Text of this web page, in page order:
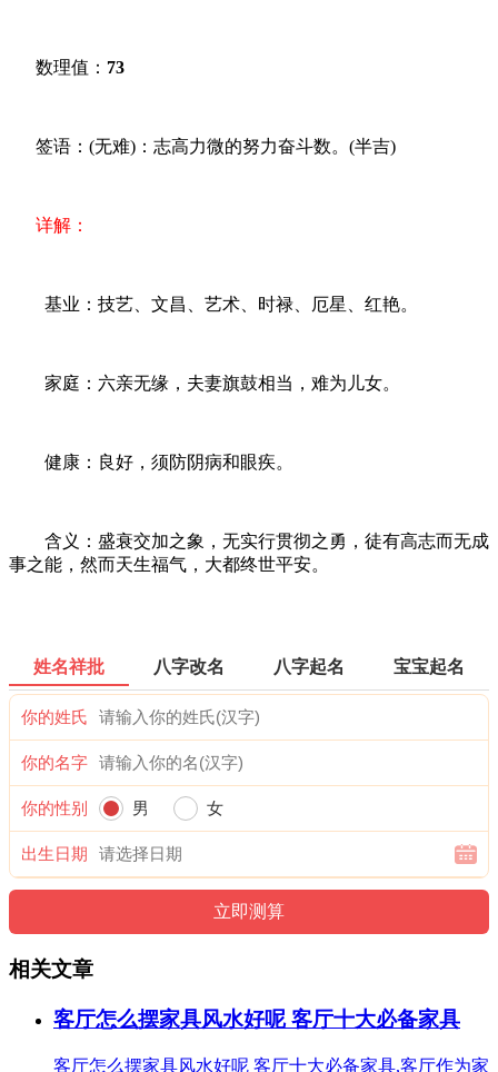
数理值： 73
签语：(无难)：志高力微的努力奋斗数。(半吉)
详解：
基业：技艺、文昌、艺术、时禄、厄星、红艳。
家庭：六亲无缘，夫妻旗鼓相当，难为儿女。
健康：良好，须防阴病和眼疾。
含义：盛衰交加之象，无实行贯彻之勇，徒有高志而无成
事之能，然而天生福气，大都终世平安。
姓名祥批 八字改名 八字起名 宝宝起名
你的姓氏
你的名字
你的性别 男 女
出生日期
相关文章
客厅怎么摆家具风水好呢 客厅十大必备家具
客厅怎么摆家具风水好呢 客厅十大必备家具,客厅作为家